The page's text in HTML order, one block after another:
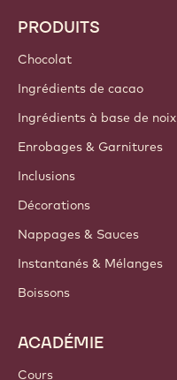
PRODUITS
Chocolat
Ingrédients de cacao
Ingrédients à base de noix
Enrobages & Garnitures
Inclusions
Décorations
Nappages & Sauces
Instantanés & Mélanges
Boissons
ACADÉMIE
Cours